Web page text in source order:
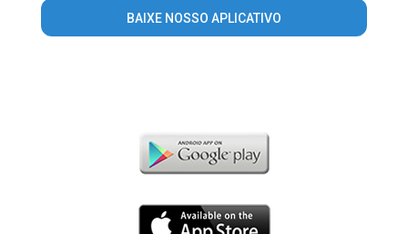
BAIXE NOSSO APLICATIVO